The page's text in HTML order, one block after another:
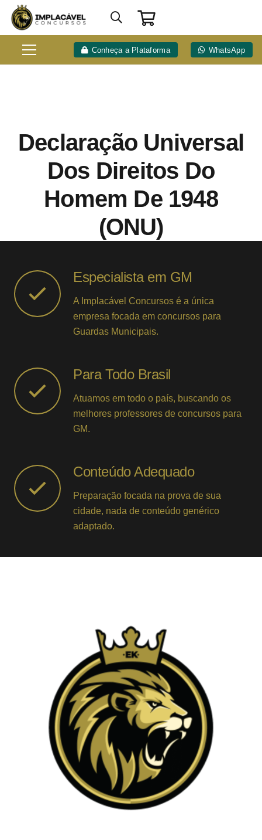
Conheça a Plataforma WhatsApp
Declaração Universal
Dos Direitos Do
Homem De 1948
(ONU)
Especialista em GM
A Implacável Concursos é a única
empresa focada em concursos para
Guardas Municipais.
Para Todo Brasil
Atuamos em todo o país, buscando os
melhores professores de concursos para
GM.
Conteúdo Adequado
Preparação focada na prova de sua
cidade, nada de conteúdo genérico
adaptado.